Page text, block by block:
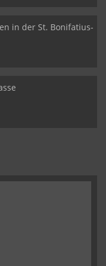
in der St. Bonifatius-